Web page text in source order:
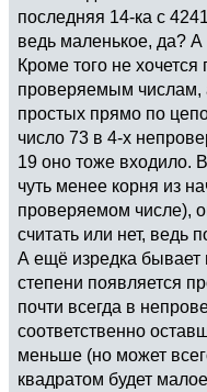
последняя 14-ка с
ведь маленькое, да?
Кроме того не хочется
проверяемым числам,
простых прямо по
число 73 в 4-х
19 оно тоже входило.
чуть менее корня из
проверяемом числе),
считать или нет, ведь
А ещё изредка бывает
степени появляется
почти всегда в
соответственно
меньше (но может
квадратом будет